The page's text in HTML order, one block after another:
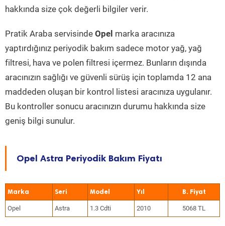
hakkında size çok değerli bilgiler verir.
Pratik Araba servisinde Opel marka aracınıza
yaptırdığınız periyodik bakım sadece motor yağ, yağ
filtresi, hava ve polen filtresi içermez. Bunların dışında
aracınızın sağlığı ve güvenli sürüş için toplamda 12 ana
maddeden oluşan bir kontrol listesi aracınıza uygulanır.
Bu kontroller sonucu aracınızın durumu hakkında size
geniş bilgi sunulur.
Opel Astra Periyodik Bakım Fiyatı
Marka Seri Model Yıl
Opel Astra 1.3 Cdti 2010 5068 TL